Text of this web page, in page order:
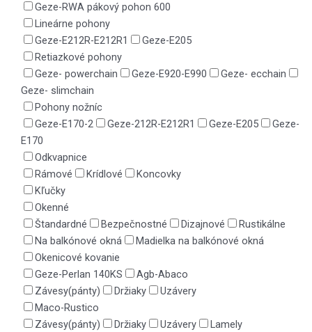
Geze-RWA pákový pohon 600
Lineárne pohony
Geze-E212R-E212R1
Geze-E205
Retiazkové pohony
Geze- powerchain
Geze-E920-E990
Geze- ecchain
Geze- slimchain
Pohony nožníc
Geze-E170-2
Geze-212R-E212R1 Geze-E205
Geze-
E170
Odkvapnice
Rámové
Krídlové
Koncovky
Kľučky
Okenné
Štandardné
Bezpečnostné Dizajnové
Rustikálne
Na balkónové okná
Madielka na balkónové okná
Okenicové kovanie
Geze-Perlan 140KS
Agb-Abaco
Závesy(pánty)
Držiaky
Uzávery
Maco-Rustico
Závesy(pánty)
Držiaky Uzávery
Lamely